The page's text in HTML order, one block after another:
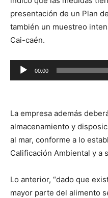
presentación de un Plan
también un muestreo
Cai-caén.
Reproductor
de
00:00
La empresa además
almacenamiento y
al mar, conforme a lo
Calificación Ambiental y a
Lo anterior, “dado que
mayor parte del alimento